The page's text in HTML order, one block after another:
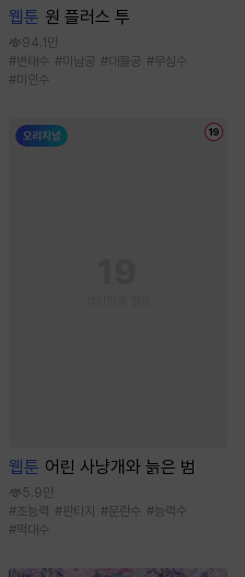
웹툰 원 플러스 투
94.1만
#변태수 #미남공 #대물공 #무심수
#미인수
웹툰 어린 사냥개와 늙은 범
5.9만
#초능력 #판타지 #문란수 #능력수
#떡대수